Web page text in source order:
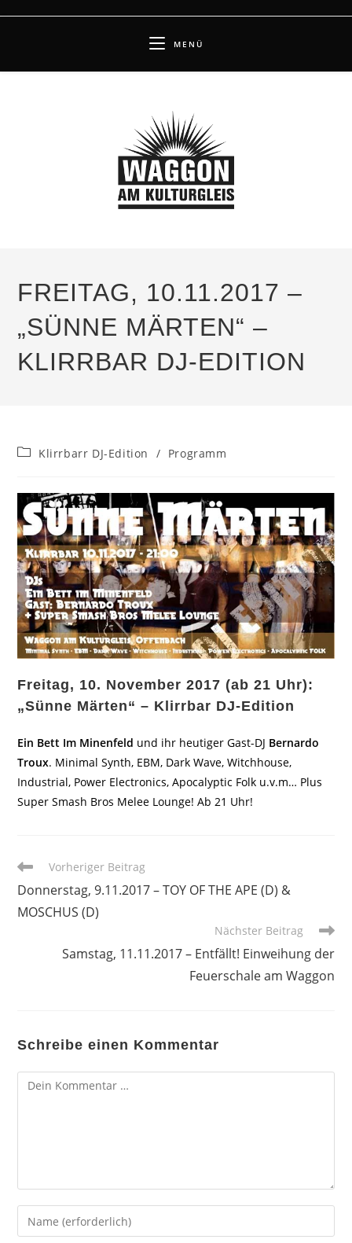
MENÜ
FREITAG, 10.11.2017 –
„SÜNNE MÄRTEN“ –
KLIRRBAR DJ-EDITION
Beitrags-
Klirrbarr DJ-Edition / Programm
Freitag, 10. November 2017 (ab 21 Uhr):
„Sünne Märten“ – Klirrbar DJ-Edition
Ein Bett Im Minenfeld und ihr heutiger Gast-DJ Bernardo
Troux. Minimal Synth, EBM, Dark Wave, Witchhouse,
Industrial, Power Electronics, Apocalyptic Folk u.v.m… Plus
Super Smash Bros Melee Lounge! Ab 21 Uhr!
Weitere
ansehen
Vorheriger Beitrag
Donnerstag, 9.11.2017 – TOY OF THE APE (D) &
MOSCHUS (D)
Nächster Beitrag
Samstag, 11.11.2017 – Entfällt! Einweihung der
Feuerschale am Waggon
Schreibe einen Kommentar
Kommentar
Gib
deinen